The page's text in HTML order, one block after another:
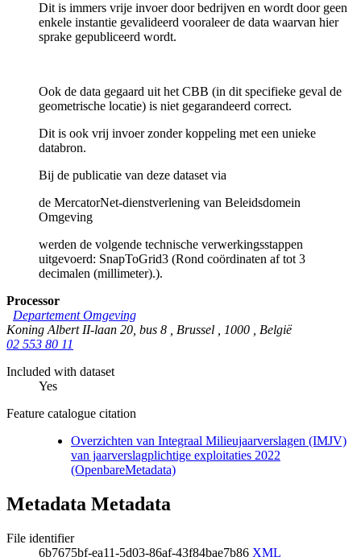
Dit is immers vrije invoer door bedrijven en wordt door geen
enkele instantie gevalideerd vooraleer de data waarvan hier
sprake gepubliceerd wordt.
Ook de data gegaard uit het CBB (in dit specifieke geval de
geometrische locatie) is niet gegarandeerd correct.
Dit is ook vrij invoer zonder koppeling met een unieke
databron.
Bij de publicatie van deze dataset via
de MercatorNet-dienstverlening van Beleidsdomein
Omgeving
werden de volgende technische verwerkingsstappen
uitgevoerd: SnapToGrid3 (Rond coördinaten af tot 3
decimalen (millimeter).).
Processor
Departement Omgeving
Koning Albert II-laan 20, bus 8
Brussel 1000
België
02 553 80 11
Included with dataset
Yes
Feature catalogue citation
Overzichten van Integraal Milieujaarverslagen (IMJV)
van jaarverslagplichtige exploitaties 2022
(OpenbareMetadata)
Metadata Metadata
File identifier
6b7675bf-ea11-5d03-86af-43f84bae7b86 XML